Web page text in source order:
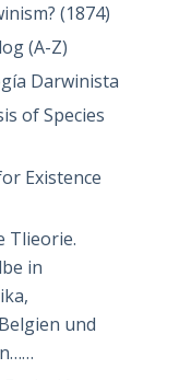
(1874)
(A-Z)
Darwinista
of Species
Existence
Tlieorie.
in
und